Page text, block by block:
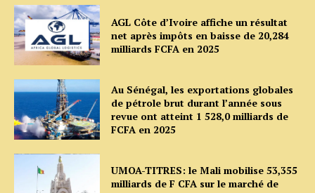
AGL Côte d’Ivoire affiche un résultat
net après impôts en baisse de 20,284
milliards FCFA en 2025
Au Sénégal, les exportations globales
de pétrole brut durant l’année sous
revue ont atteint 1 528,0 milliards de
FCFA en 2025
UMOA-TITRES: le Mali mobilise 53,355
milliards de F CFA sur le marché de